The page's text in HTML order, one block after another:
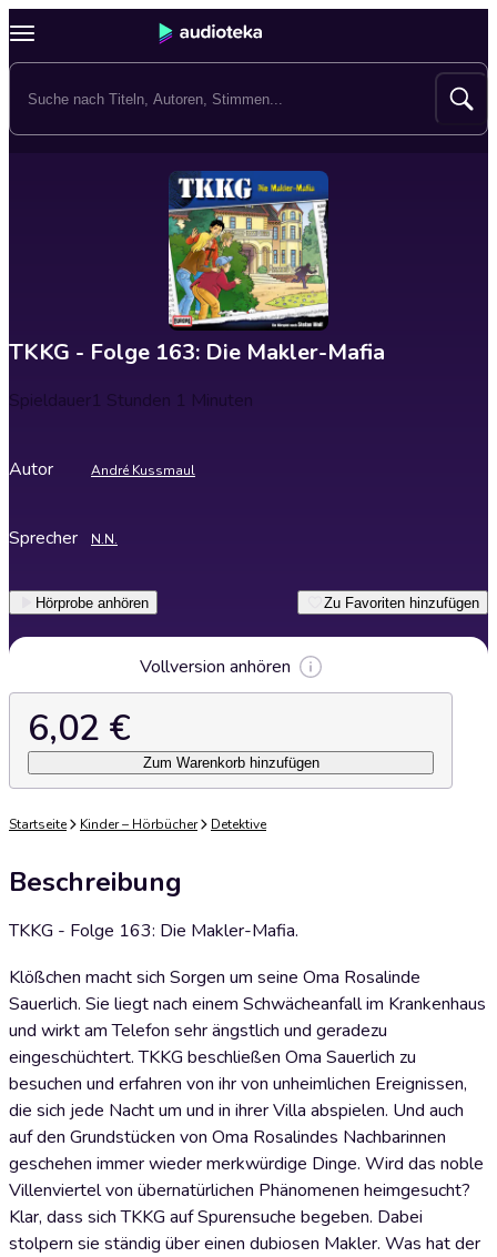
TKKG - Folge 163: Die Makler-Mafia
Spieldauer1 Stunden 1 Minuten
Autor André Kussmaul
Sprecher N.N.
Hörprobe anhören Zu Favoriten hinzufügen
Vollversion anhören
6,02 €
Zum Warenkorb hinzufügen
Startseite Kinder – Hörbücher Detektive
Beschreibung
TKKG - Folge 163: Die Makler-Mafia.
Klößchen macht sich Sorgen um seine Oma Rosalinde
Sauerlich. Sie liegt nach einem Schwächeanfall im Krankenhaus
und wirkt am Telefon sehr ängstlich und geradezu
eingeschüchtert. TKKG beschließen Oma Sauerlich zu
besuchen und erfahren von ihr von unheimlichen Ereignissen,
die sich jede Nacht um und in ihrer Villa abspielen. Und auch
auf den Grundstücken von Oma Rosalindes Nachbarinnen
geschehen immer wieder merkwürdige Dinge. Wird das noble
Villenviertel von übernatürlichen Phänomenen heimgesucht?
Klar, dass sich TKKG auf Spurensuche begeben. Dabei
stolpern sie ständig über einen dubiosen Makler. Was hat der